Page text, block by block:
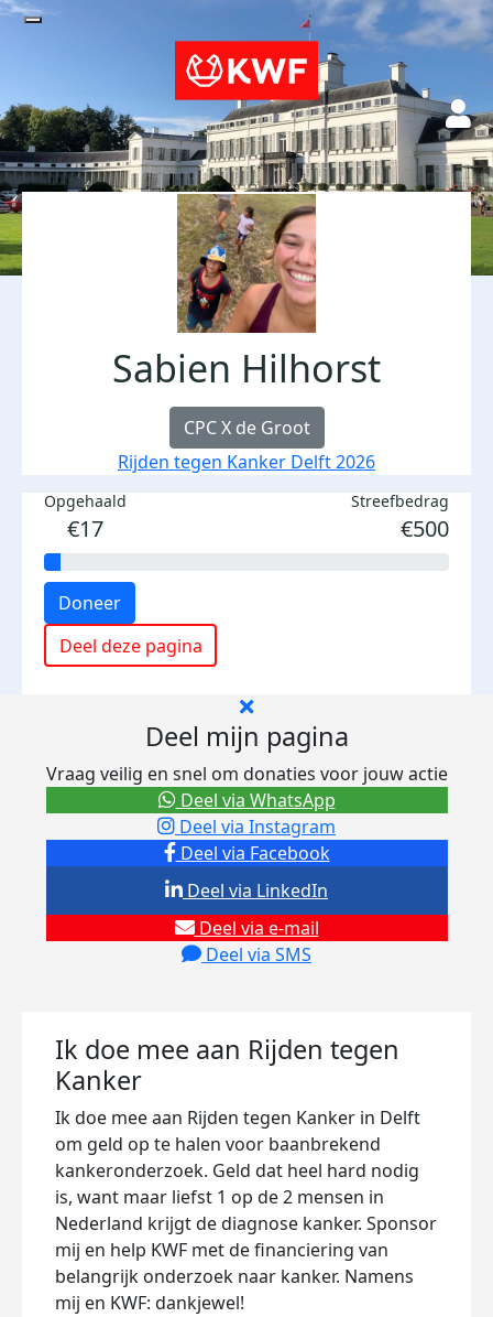
Sabien Hilhorst
CPC X de Groot
Rijden tegen Kanker Delft 2026
Opgehaald
€17
Streefbedrag
€500
Doneer
Deel deze pagina
Deel mijn pagina
Vraag veilig en snel om donaties voor jouw actie
Deel via Facebook
Deel via Instagram
Deel via e-mail
Deel via SMS
Deel via LinkedIn
Deel via WhatsApp
Ik doe mee aan Rijden tegen
Kanker
Ik doe mee aan Rijden tegen Kanker in Delft
om geld op te halen voor baanbrekend
kankeronderzoek. Geld dat heel hard nodig
is, want maar liefst 1 op de 2 mensen in
Nederland krijgt de diagnose kanker. Sponsor
mij en help KWF met de financiering van
belangrijk onderzoek naar kanker. Namens
mij en KWF: dankjewel!